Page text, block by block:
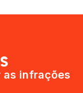
as infrações